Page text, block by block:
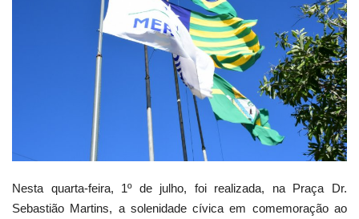
Nesta quarta-feira, 1º de julho, foi realizada, na Praça Dr.
Sebastião Martins, a solenidade cívica em comemoração ao